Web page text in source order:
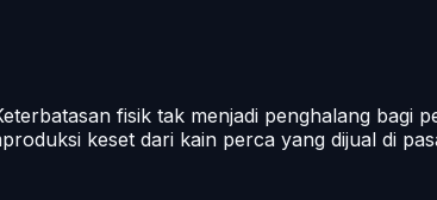
fisik tak menjadi penghalang
keset dari kain perca yang dijual di